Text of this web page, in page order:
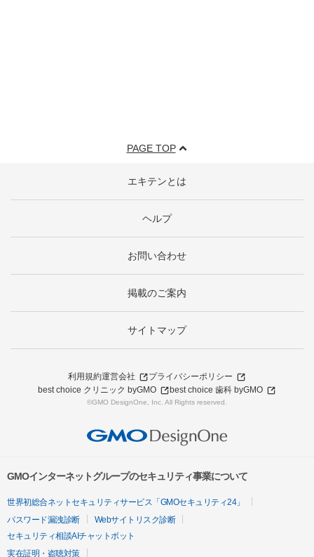
PAGE TOP
エキテンとは
ヘルプ
お問い合わせ
掲載のご案内
サイトマップ
利用規約運営会社
プライバシーポリシー
best choice クリニック byGMO
best choice 歯科 byGMO
©GMO DesignOne, Inc. All Rights reserved.
GMOインターネットグループのセキュリティ事業について
世界初総合ネットセキュリティサービス「GMOセキュリティ24」
パスワード漏洩診断
Webサイトリスク診断
セキュリティ相談AIチャットボット
実在証明・盗聴対策